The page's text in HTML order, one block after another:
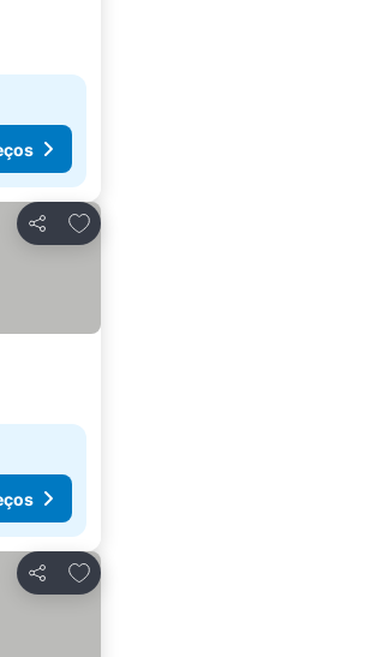
Partilhar
Adicionar aos favoritos
Partilhar
Adicionar aos favoritos